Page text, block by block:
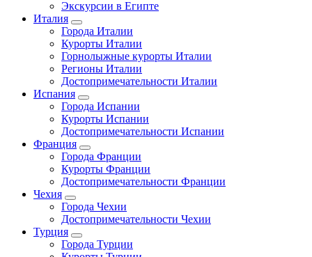
Экскурсии в Египте
Италия
Города Италии
Курорты Италии
Горнолыжные курорты Италии
Регионы Италии
Достопримечательности Италии
Испания
Города Испании
Курорты Испании
Достопримечательности Испании
Франция
Города Франции
Курорты Франции
Достопримечательности Франции
Чехия
Города Чехии
Достопримечательности Чехии
Турция
Города Турции